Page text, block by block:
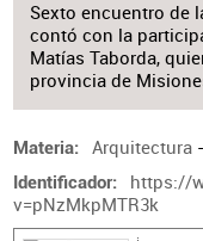
Sexto encuentro de
contó con la
Matías Taborda,
provincia de
Materia Arquitectura -
Identificador
https://
v=pNzMkpMTR3k